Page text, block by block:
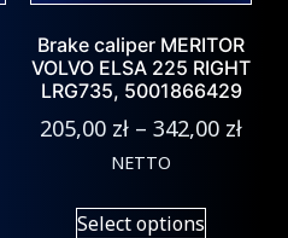
Brake caliper MERITOR
VOLVO ELSA 225 RIGHT
LRG735, 5001866429
205,00 zł – 342,00 zł
NETTO
Select options